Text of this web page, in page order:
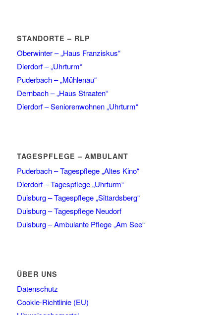
STANDORTE – RLP
Oberwinter – „Haus Franziskus“
Dierdorf – „Uhrturm“
Puderbach – „Mühlenau“
Dernbach – „Haus Straaten“
Dierdorf – Seniorenwohnen „Uhrturm“
TAGESPFLEGE – AMBULANT
Puderbach – Tagespflege „Altes Kino“
Dierdorf – Tagespflege „Uhrturm“
Duisburg – Tagespflege „Sittardsberg“
Duisburg – Tagespflege Neudorf
Duisburg – Ambulante Pflege „Am See“
ÜBER UNS
Datenschutz
Cookie-Richtlinie (EU)